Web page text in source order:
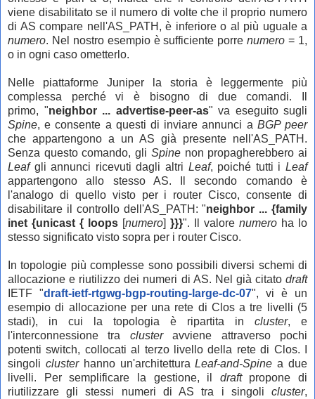
viene disabilitato se il numero di volte che il proprio numero
di AS compare nell'AS_PATH, è inferiore o al più uguale a
numero. Nel nostro esempio è sufficiente porrenumero= 1,
o in ogni caso ometterlo.
Nelle piattaforme Juniper la storia è leggermente più
complessa perché vi è bisogno di due comandi. Il
primo, "neighbor ... advertise-peer-as" va eseguito sugli
Spine, e consente a questi di inviare annunci a BGP peer
che appartengono a un AS già presente nell'AS_PATH.
Senza questo comando, gli Spine non propagherebbero ai
Leaf gli annunci ricevuti dagli altri Leaf, poiché tutti iLeaf
appartengono allo stesso AS. Il secondo comando è
l'analogo di quello visto per i router Cisco, consente di
disabilitare il controllo dell'AS_PATH:"neighbor ...{family
inet {unicast { loops [numero] }}}". Il valore numero ha lo
stesso significato visto sopra per i router Cisco.
In topologie più complesse sono possibili diversi schemi di
allocazione e riutilizzo dei numeri di AS. Nel già citato draft
IETF "draft-ietf-rtgwg-bgp-routing-large-dc-07", vi è un
esempio di allocazione per una rete di Clos a tre livelli (5
stadi), in cui la topologia è ripartita in cluster, e
l'interconnessione tra clusteravviene attraverso pochi
potenti switch, collocati al terzo livello della rete di Clos. I
singoli cluster hanno un'architetturaLeaf-and-Spine a due
livelli. Per semplificare la gestione, il draft propone di
riutilizzare gli stessi numeri di AS tra i singoli cluster,